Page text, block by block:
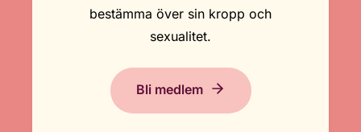
bestämma över sin kropp och
sexualitet.
Bli medlem